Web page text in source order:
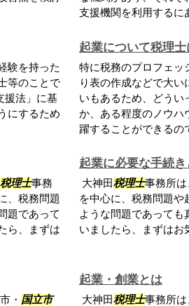
支援機関を利用するに
験を持った
等のことで
援法」に基
にするため
起業について税理
特に税務のプロフェッ
り表の作成などで大
いもあるため、どうい
か、ある程度のノウハ
躍することができるの
税理士事務
、税務問題
題であって
ら、まずは
起業に必要な手続
大神田税理士事務所は
を中心に、税務問題
ような問題であって
いましたら、まずはお
・ 国立市
起業・創業とは
大神田税理士事務所は